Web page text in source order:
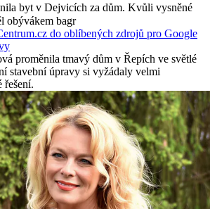
byt v Dejvicích za dům. Kvůli vysněné
obývákem bagr
do oblíbených zdrojů pro Google
proměnila tmavý dům v Řepích ve světlé
stavební úpravy si vyžádaly velmi
řešení.